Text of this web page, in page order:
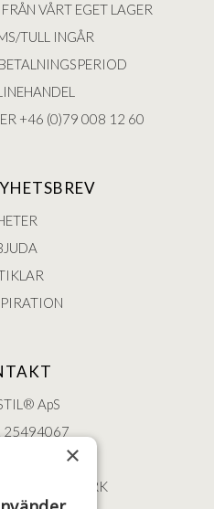
VÅRT EGET LAGER
TULL INGÅR
+46 (0)79 008 12 60
ApS
25494067
202
• DANMARK
×